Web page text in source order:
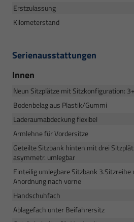
Erstzulassung
Kilometerstand
Serienausstattungen
Innen
Neun Sitzplätze mit Sitzkonfiguration:
Bodenbelag aus Plastik/Gummi
Laderaumabdeckung flexibel
Armlehne für Vordersitze
Geteilte Sitzbank hinten mit drei
asymmetr. umlegbar
Einteilig umlegbare Sitzbank
Anordnung nach vorne
Handschuhfach
Ablagefach unter Beifahrersitz